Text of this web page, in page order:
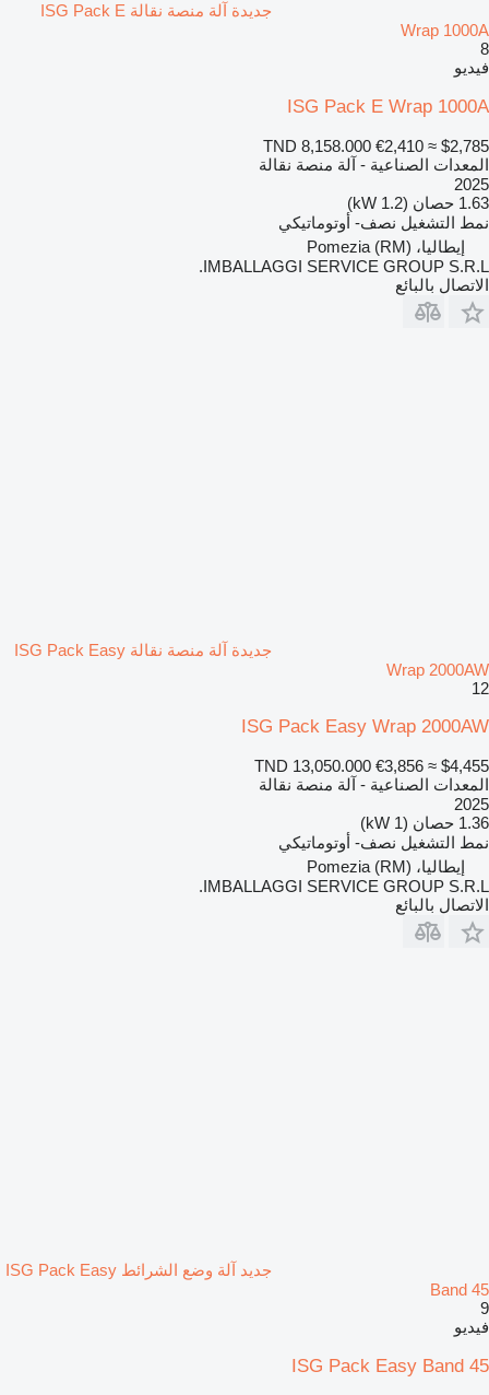
جديدة آلة منصة نقالة ISG Pack E
Wrap 1000A
8
فيديو
ISG Pack E Wrap 1000A
TND 8,158.000 €2,410 ≈ $2,785
المعدات الصناعية - آلة منصة نقالة
2025
1.63 حصان (1.2 kW)
نمط التشغيل نصف- أوتوماتيكي
إيطاليا، Pomezia (RM)
IMBALLAGGI SERVICE GROUP S.R.L.
الاتصال بالبائع
جديدة آلة منصة نقالة ISG Pack Easy
Wrap 2000AW
12
ISG Pack Easy Wrap 2000AW
TND 13,050.000 €3,856 ≈ $4,455
المعدات الصناعية - آلة منصة نقالة
2025
1.36 حصان (1 kW)
نمط التشغيل نصف- أوتوماتيكي
إيطاليا، Pomezia (RM)
IMBALLAGGI SERVICE GROUP S.R.L.
الاتصال بالبائع
جديد آلة وضع الشرائط ISG Pack Easy
Band 45
9
فيديو
ISG Pack Easy Band 45